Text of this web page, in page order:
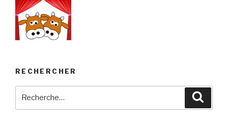
RECHERCHER